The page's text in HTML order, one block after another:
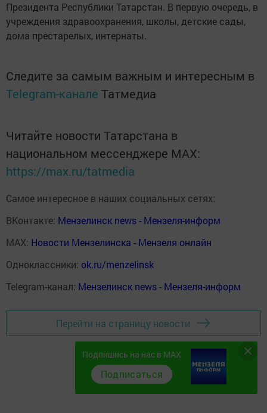
Президента Республики Татарстан. В первую очередь, в
учреждения здравоохранения, школы, детские сады,
дома престарелых, интернаты.
Следите за самым важным и интересным в
Telegram-канале Татмедиа
Читайте новости Татарстана в
национальном мессенджере MАХ:
https://max.ru/tatmedia
Самое интересное в наших социальных сетях:
ВКонтакте: Мензелинск news - Мензеля-информ
MAX: Новости Мензелинска - Мензеля онлайн
Одноклассники: ok.ru/menzelinsk
Telegram-канал: Мензелинск news - Мензеля-информ
Перейти на страницу новости
Подпишись на нас в MAX
Подписаться